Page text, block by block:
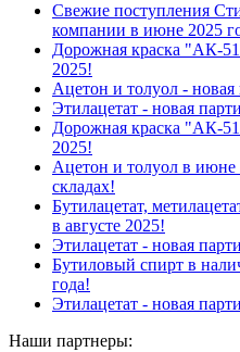
Свежие поступления
компании в июне 2025
Дорожная краска "АК-
2025!
Ацетон и толуол -
Этилацетат - новая
Дорожная краска "АК-
2025!
Ацетон и толуол в июне
складах!
Бутилацетат,
в августе 2025!
Этилацетат - новая
Бутиловый спирт в
года!
Этилацетат - новая
Наши партнеры: